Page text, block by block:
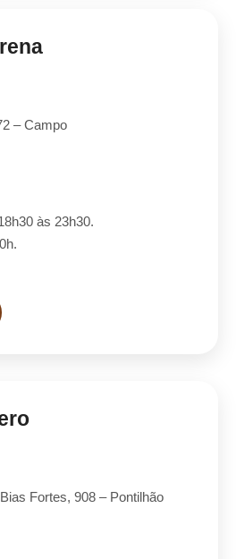
– Campo
às 23h30.
Fortes, 908 – Pontilhão